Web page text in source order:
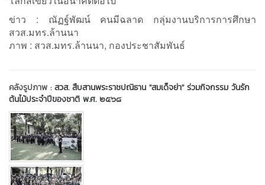
ข่าว : ณัฏฐ์พัฒน์ คนมีฉลาด กลุ่มงานบริการการศึกษา
สวส.มทร.ล้านนา
ภาพ : สวส.มทร.ล้านนา, กองประชาสัมพันธ์
คลังรูปภาพ :สวส. สืบสานพระราชปณิธาน ''สมเด็จย่า'' ร่วมกิจกรรม วันรัก
ต้นไม้ประจำปีของชาติ พ.ศ. ๒๕๖๘